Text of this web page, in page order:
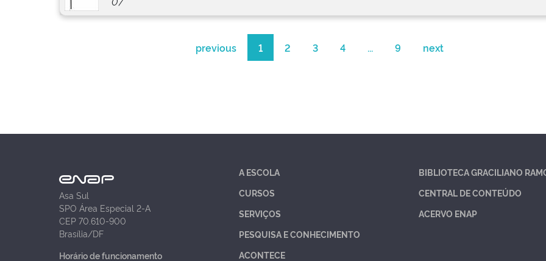
previous 1 2 3 4 ... 9 next
Asa Sul
SPO Área Especial 2-A
CEP 70.610-900
Brasília/DF
Horário de funcionamento
A ESCOLA
CURSOS
SERVIÇOS
PESQUISA E CONHECIMENTO
ACONTECE
BIBLIOTECA GRACILIANO
CENTRAL DE CONTEÚDO
ACERVO ENAP